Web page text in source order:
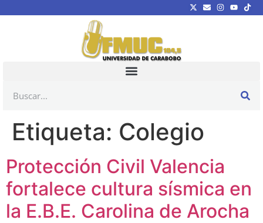
Etiqueta: Colegio
Protección Civil Valencia
fortalece cultura sísmica en
la E.B.E. Carolina de Arocha